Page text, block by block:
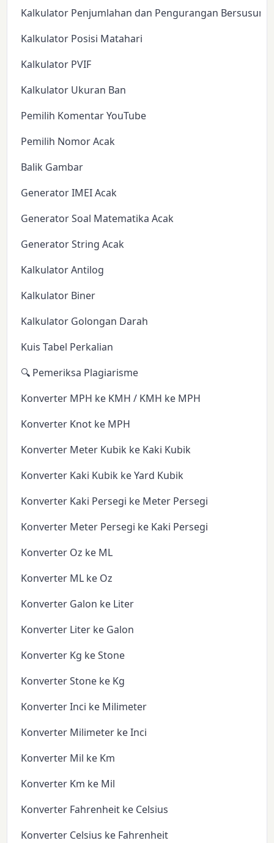
Kalkulator Penjumlahan dan Pengurangan Bersusun
Kalkulator Posisi Matahari
Kalkulator PVIF
Kalkulator Ukuran Ban
Pemilih Komentar YouTube
Pemilih Nomor Acak
Balik Gambar
Generator IMEI Acak
Generator Soal Matematika Acak
Generator String Acak
Kalkulator Antilog
Kalkulator Biner
Kalkulator Golongan Darah
Kuis Tabel Perkalian
🔍 Pemeriksa Plagiarisme
Konverter MPH ke KMH / KMH ke MPH
Konverter Knot ke MPH
Konverter Meter Kubik ke Kaki Kubik
Konverter Kaki Kubik ke Yard Kubik
Konverter Kaki Persegi ke Meter Persegi
Konverter Meter Persegi ke Kaki Persegi
Konverter Oz ke ML
Konverter ML ke Oz
Konverter Galon ke Liter
Konverter Liter ke Galon
Konverter Kg ke Stone
Konverter Stone ke Kg
Konverter Inci ke Milimeter
Konverter Milimeter ke Inci
Konverter Mil ke Km
Konverter Km ke Mil
Konverter Fahrenheit ke Celsius
Konverter Celsius ke Fahrenheit